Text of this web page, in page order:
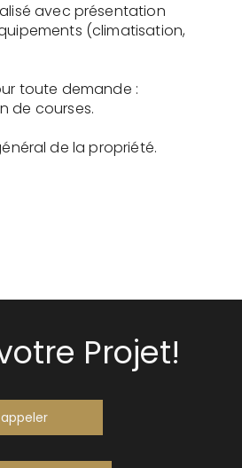
avec présentation
(climatisation,
toute demande :
de courses.
de la propriété.
Projet!